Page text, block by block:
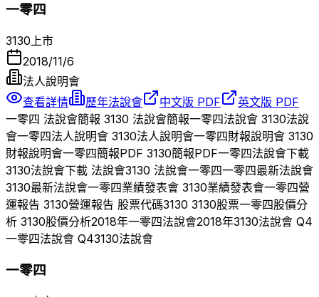
一零四
3130 上市
2018/11/6
法人說明會
查看詳情
歷年法說會 中文版 PDF
英文版 PDF
一零四 法說會簡報 3130 法說會簡報一零四法說會 3130法說
會一零四法人說明會 3130法人說明會一零四財報說明會 3130
財報說明會一零四簡報PDF 3130簡報PDF一零四法說會下載
3130法說會下載 法說會3130 法說會一零四一零四最新法說會
3130最新法說會一零四業績發表會 3130業績發表會一零四營
運報告 3130營運報告 股票代碼3130 3130股票一零四股價分
析 3130股價分析2018年一零四法說會2018年3130法說會 Q4
一零四法說會 Q43130法說會
一零四